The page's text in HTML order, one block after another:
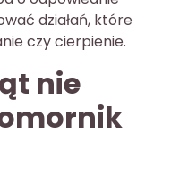
działań, które
czy cierpienie.
nie